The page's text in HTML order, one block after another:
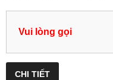
Vui lòng gọi
CHI TIẾT